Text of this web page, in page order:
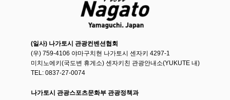
(일사) 나가토시 관광컨벤션협회
(우) 759-4106 야마구치현 나가토시 센자키 4297-1
미치노에키(국도변 휴게소) 센자키친 관광안내소(YUKUTE 내)
TEL: 0837-27-0074
나가토시 관광스포츠문화부 관광정책과